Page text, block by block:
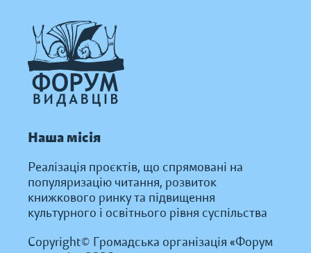
Наша місія
Реалізація проєктів, що спрямовані на
популяризацію читання, розвиток
книжкового ринку та підвищення
культурного і освітнього рівня суспільства
Copyright© Громадська організація «Форум